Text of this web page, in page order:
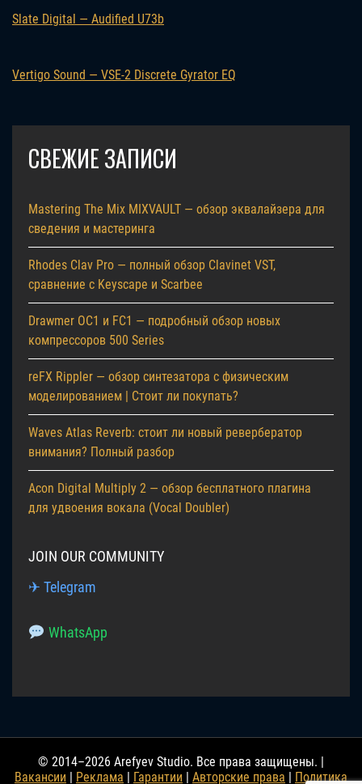
Slate Digital — Audified U73b
Vertigo Sound — VSE-2 Discrete Gyrator EQ
СВЕЖИЕ ЗАПИСИ
Mastering The Mix MIXVAULT — обзор эквалайзера для
сведения и мастеринга
Rhodes Clav Pro — полный обзор Clavinet VST,
сравнение с Keyscape и Scarbee
Drawmer OC1 и FC1 — подробный обзор новых
компрессоров 500 Series
reFX Rippler — обзор синтезатора с физическим
моделированием | Стоит ли покупать?
Waves Atlas Reverb: стоит ли новый ревербератор
внимания? Полный разбор
Acon Digital Multiply 2 — обзор бесплатного плагина
для удвоения вокала (Vocal Doubler)
JOIN OUR COMMUNITY
✈ Telegram
WhatsApp
© 2014–2026 Arefyev Studio. Все права защищены. |
Вакансии | Реклама | Гарантии | Авторские права | Политика